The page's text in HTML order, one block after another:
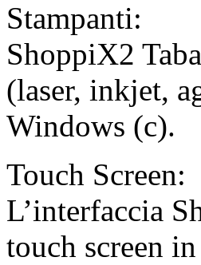
Stampanti:
ShoppiX2
(laser, inkjet,
Windows (c).
Touch Screen:
L’interfaccia
touch screen